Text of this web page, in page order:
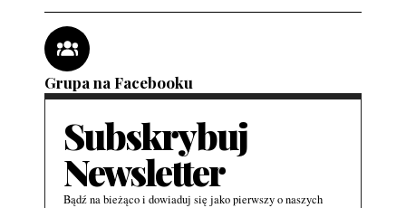
Grupa na Facebooku
Subskrybuj
Newsletter
Bądź na bieżąco i dowiaduj się jako pierwszy o naszych